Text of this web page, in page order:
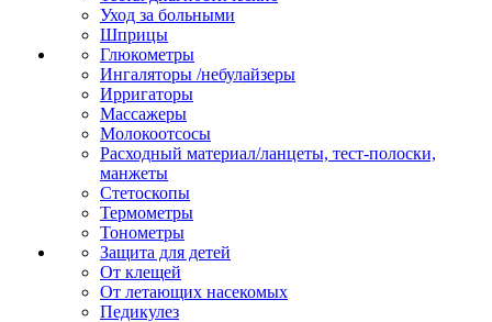
Уход за больными
Шприцы
Глюкометры
Ингаляторы /небулайзеры
Ирригаторы
Массажеры
Молокоотсосы
Расходный материал/ланцеты, тест-полоски,
манжеты
Стетоскопы
Термометры
Тонометры
Защита для детей
От клещей
От летающих насекомых
Педикулез